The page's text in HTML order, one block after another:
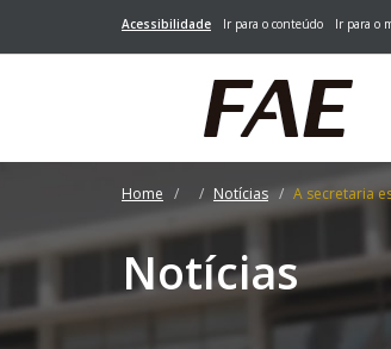
Acessibilidade Ir para o conteúdo Ir para o
Home Notícias A secretaria
Notícias